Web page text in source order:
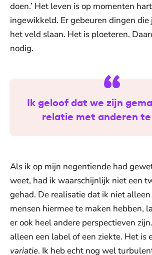
doen.’ Het leven is op momenten
ingewikkeld. Er gebeuren dingen
het veld slaan. Het is ploeteren.
nodig.
Ik geloof dat we zijn
relatie met anderen
Als ik op mijn negentiende had
weet, had ik waarschijnlijk niet een
gehad. De realisatie dat ik niet
mensen hiermee te maken hebben,
er ook heel andere perspectieven
alleen een label of een ziekte. Het is
variatie. Ik heb echt nog wel